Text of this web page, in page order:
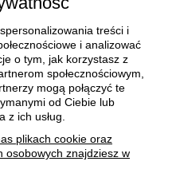
ORAZ DOSTAWA
treści i
i analizować
o tym, jak korzystasz z
społecznościowym,
mogą połączyć te
od Ciebie lub
ich usług.
plikach cookie oraz
osobowych znajdziesz w